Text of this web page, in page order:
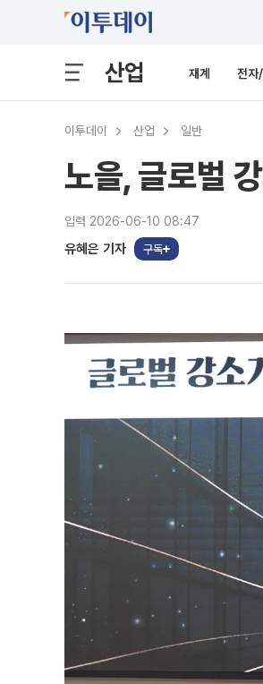
산업 재계 전자
이투데이 산업 일반
노을, 글로벌
입력 2026-06-10 08:47
유혜은 기자 구독